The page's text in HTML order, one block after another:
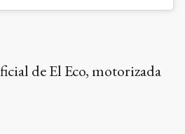
de El Eco, motorizada